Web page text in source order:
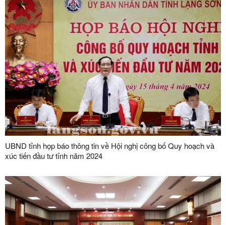
UBND tỉnh họp báo thông tin về Hội nghị công bố Quy hoạch và
xúc tiến đầu tư tỉnh năm 2024